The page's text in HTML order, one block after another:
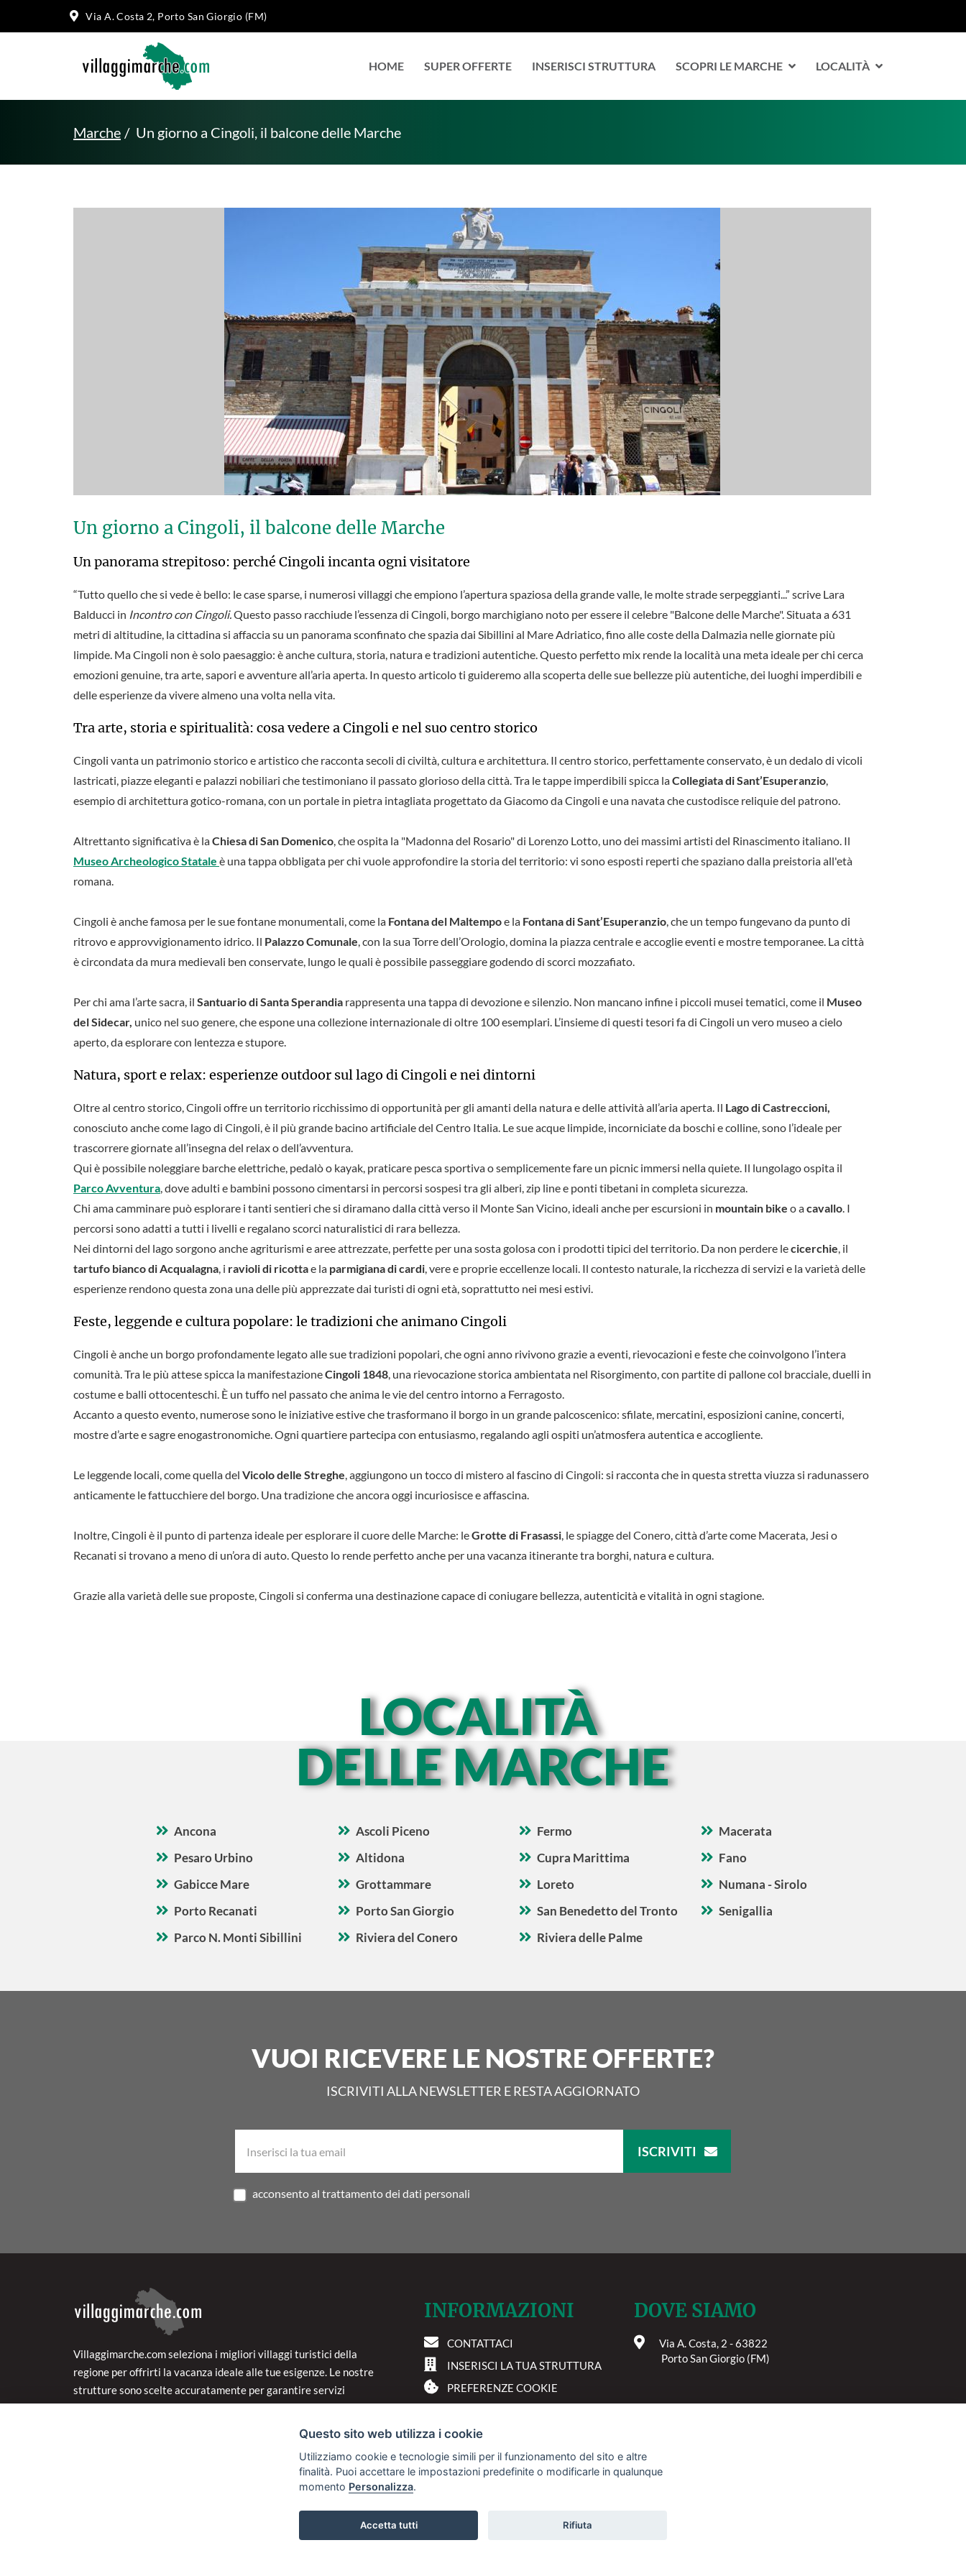
Via A. Costa 2, Porto San Giorgio (FM)
HOME SUPER OFFERTE INSERISCI STRUTTURA SCOPRI LE MARCHE LOCALITÀ
Marche Un giorno a Cingoli, il balcone delle Marche
Un giorno a Cingoli, il balcone delle Marche
Un panorama strepitoso: perché Cingoli incanta ogni visitatore
“Tutto quello che si vede è bello: le case sparse, i numerosi villaggi che empiono l’apertura spaziosa della grande valle, le molte strade serpeggianti...” scrive Lara
Balducci in Incontro con Cingoli.Questo passo racchiude l’essenza di Cingoli, borgo marchigiano noto per essere il celebre "Balcone delle Marche". Situata a 631
metri di altitudine, la cittadina si affaccia su un panorama sconfinato che spazia dai Sibillini al Mare Adriatico, fino alle coste della Dalmazia nelle giornate più
limpide. Ma Cingoli non è solo paesaggio: è anche cultura, storia, natura e tradizioni autentiche. Questo perfetto mix rende la località una meta ideale per chi cerca
emozioni genuine, tra arte, sapori e avventure all’aria aperta. In questo articolo ti guideremo alla scoperta delle sue bellezze più autentiche, dei luoghi imperdibili e
delle esperienze da vivere almeno una volta nella vita.
Tra arte, storia e spiritualità: cosa vedere a Cingoli e nel suo centro storico
Cingoli vanta un patrimonio storico e artistico che racconta secoli di civiltà, cultura e architettura. Il centro storico, perfettamente conservato, è un dedalo di vicoli
lastricati, piazze eleganti e palazzi nobiliari che testimoniano il passato glorioso della città. Tra le tappe imperdibili spicca laCollegiata di Sant’Esuperanzio,
esempio di architettura gotico-romana, con un portale in pietra intagliata progettato da Giacomo da Cingoli e una navata che custodisce reliquie del patrono.
Altrettanto significativa è laChiesa di San Domenico, che ospita la "Madonna del Rosario" di Lorenzo Lotto, uno dei massimi artisti del Rinascimento italiano. Il
Museo Archeologico Statale è una tappa obbligata per chi vuole approfondire la storia del territorio: vi sono esposti reperti che spaziano dalla preistoria all'età
romana.
Cingoli è anche famosa per le sue fontane monumentali, come la Fontana del Maltempoe la Fontana di Sant’Esuperanzio, che un tempo fungevano da punto di
ritrovo e approvvigionamento idrico. Il Palazzo Comunale, con la sua Torre dell’Orologio, domina la piazza centrale e accoglie eventi e mostre temporanee. La città
è circondata da mura medievali ben conservate, lungo le quali è possibile passeggiare godendo di scorci mozzafiato.
Per chi ama l’arte sacra, il Santuario di Santa Sperandia rappresenta una tappa di devozione e silenzio. Non mancano infine i piccoli musei tematici, come il Museo
del Sidecar, unico nel suo genere, che espone una collezione internazionale di oltre 100 esemplari. L’insieme di questi tesori fa di Cingoli un vero museo a cielo
aperto, da esplorare con lentezza e stupore.
Natura, sport e relax: esperienze outdoor sul lago di Cingoli e nei dintorni
Oltre al centro storico, Cingoli offre un territorio ricchissimo di opportunità per gli amanti della natura e delle attività all’aria aperta. Il Lago di Castreccioni,
conosciuto anche come lago di Cingoli, è il più grande bacino artificiale del Centro Italia. Le sue acque limpide, incorniciate da boschi e colline, sono l’ideale per
trascorrere giornate all’insegna del relax o dell’avventura.
Qui è possibile noleggiare barche elettriche, pedalò o kayak, praticare pesca sportiva o semplicemente fare un picnic immersi nella quiete. Il lungolago ospita il
Parco Avventura, dove adulti e bambini possono cimentarsi in percorsi sospesi tra gli alberi, zip line e ponti tibetani in completa sicurezza.
Chi ama camminare può esplorare i tanti sentieri che si diramano dalla città verso il Monte San Vicino, ideali anche per escursioni in mountain bike o acavallo. I
percorsi sono adatti a tutti i livelli e regalano scorci naturalistici di rara bellezza.
Nei dintorni del lago sorgono anche agriturismi e aree attrezzate, perfette per una sosta golosa con i prodotti tipici del territorio. Da non perdere lecicerchie, il
tartufo bianco di Acqualagna, i ravioli di ricottae la parmigiana di cardi, vere e proprie eccellenze locali. Il contesto naturale, la ricchezza di servizi e la varietà delle
esperienze rendono questa zona una delle più apprezzate dai turisti di ogni età, soprattutto nei mesi estivi.
Feste, leggende e cultura popolare: le tradizioni che animano Cingoli
Cingoli è anche un borgo profondamente legato alle sue tradizioni popolari, che ogni anno rivivono grazie a eventi, rievocazioni e feste che coinvolgono l’intera
comunità. Tra le più attese spicca la manifestazioneCingoli 1848, una rievocazione storica ambientata nel Risorgimento, con partite di pallone col bracciale, duelli in
costume e balli ottocenteschi. È un tuffo nel passato che anima le vie del centro intorno a Ferragosto.
Accanto a questo evento, numerose sono le iniziative estive che trasformano il borgo in un grande palcoscenico: sfilate, mercatini, esposizioni canine, concerti,
mostre d’arte e sagre enogastronomiche. Ogni quartiere partecipa con entusiasmo, regalando agli ospiti un’atmosfera autentica e accogliente.
Le leggende locali, come quella del Vicolo delle Streghe, aggiungono un tocco di mistero al fascino di Cingoli: si racconta che in questa stretta viuzza si radunassero
anticamente le fattucchiere del borgo. Una tradizione che ancora oggi incuriosisce e affascina.
Inoltre, Cingoli è il punto di partenza ideale per esplorare il cuore delle Marche: leGrotte di Frasassi, le spiagge del Conero, città d’arte come Macerata, Jesi o
Recanati si trovano a meno di un’ora di auto. Questo lo rende perfetto anche per una vacanza itinerante tra borghi, natura e cultura.
Grazie alla varietà delle sue proposte, Cingoli si conferma una destinazione capace di coniugare bellezza, autenticità e vitalità in ogni stagione.
LOCALITÀ
DELLE MARCHE
Ancona Ascoli Piceno Fermo
Macerata
Pesaro Urbino
Altidona Cupra Marittima
Fano
Gabicce Mare
Grottammare Loreto
Numana - Sirolo
Porto Recanati
Porto San Giorgio San Benedetto del Tronto
Senigallia
Parco N. Monti Sibillini
Riviera del Conero Riviera delle Palme
VUOI RICEVERE LE NOSTRE OFFERTE?
ISCRIVITI ALLA NEWSLETTER E RESTA AGGIORNATO
ISCRIVITI
acconsento al trattamento dei dati personali
Villaggimarche.com seleziona i migliori villaggi turistici della
regione per offrirti la vacanza ideale alle tue esigenze. Le nostre
strutture sono scelte accuratamente per garantire servizi
d'eccellenza a prezzi super vantaggiosi. Naviga nella nostra
sezione Super Offerte per cogliere al volo le proposte più
INFORMAZIONI
CONTATTACI
INSERISCI LA TUA STRUTTURA
PREFERENZE COOKIE
DOVE SIAMO
Via A. Costa, 2 - 63822
Porto San Giorgio (FM)
Sviluppo Turismo Italia S.r.L. unipersonale
Questo sito web utilizza i cookie
Utilizziamo cookie e tecnologie simili per il funzionamento del sito e altre
finalità. Puoi accettare le impostazioni predefinite o modificarle in qualunque
momento Personalizza.
Accetta tutti Rifiuta